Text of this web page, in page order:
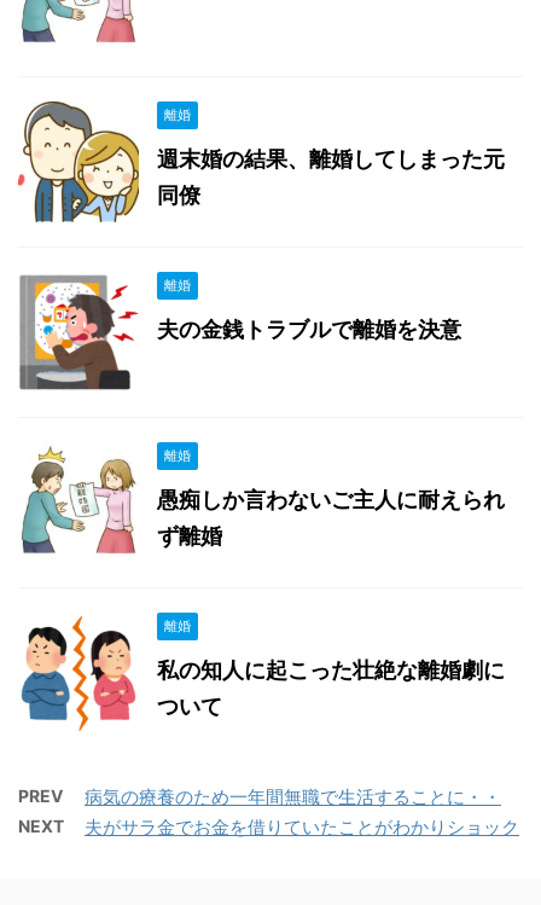
離婚
週末婚の結果、離婚してしまった元
同僚
離婚
夫の金銭トラブルで離婚を決意
離婚
愚痴しか言わないご主人に耐えられ
ず離婚
離婚
私の知人に起こった壮絶な離婚劇に
ついて
PREV 病気の療養のため一年間無職で生活することに・・
NEXT 夫がサラ金でお金を借りていたことがわかりショック